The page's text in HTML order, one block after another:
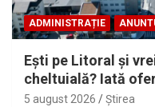
ADMINISTRAȚIE
Eşti pe Litoral şi
cheltuială? Iată
5 august 2026 Ştirea